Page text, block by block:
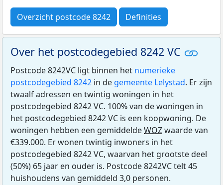
Overzicht postcode 8242 Definities
Over het postcodegebied 8242 VC
Postcode 8242VC ligt binnen het numerieke
postcodegebied 8242 in de gemeente Lelystad. Er zijn
twaalf adressen en twintig woningen in het
postcodegebied 8242 VC. 100% van de woningen in
het postcodegebied 8242 VC is een koopwoning. De
woningen hebben een gemiddeldeWOZwaarde van
€339.000. Er wonen twintig inwoners in het
postcodegebied 8242 VC, waarvan het grootste deel
(50%) 65 jaar en ouder is. Postcode 8242VC telt 45
huishoudens van gemiddeld 3,0 personen.